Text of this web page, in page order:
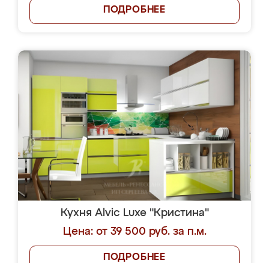
ПОДРОБНЕЕ
Кухня Alvic Luxe "Кристина"
Цена: от 39 500 руб. за п.м.
ПОДРОБНЕЕ